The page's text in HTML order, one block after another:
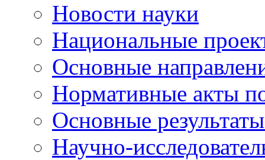
Новости науки
Национальные
Основные
Нормативные акты
Основные
Научно-